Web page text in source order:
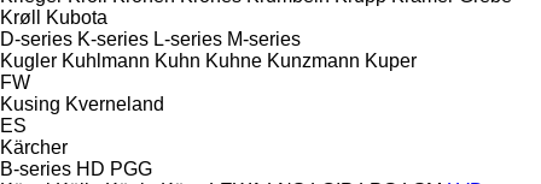
Krøll
Kubota
D-series K-series L-series M-series
Kugler Kuhlmann Kuhn Kuhne Kunzmann Kuper
FW
Kusing Kverneland
ES
Kärcher
B-series HD PGG